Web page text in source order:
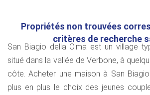
Propriétés non trouvées
critères de recherche
San Biagio della Cima est un village
situé dans la vallée de Verbone, à
côte. Acheter une maison à San
plus en plus le choix des jeunes